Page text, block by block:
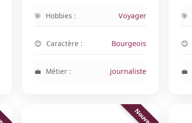
Hobbies : Voyager
Caractère : Bourgeois
Métier : journaliste